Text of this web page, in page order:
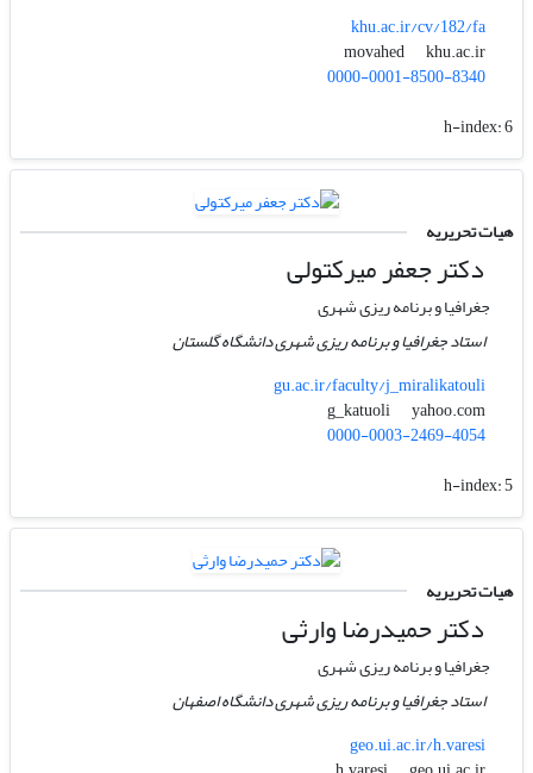
khu.ac.ir/cv/182/fa
movahed
khu.ac.ir
0000-0001-8500-8340
h-index:6
هیات تحریریه
دکتر جعفر میرکتولی
جغرافیا و برنامه ریزی شهری
استاد جغرافیا و برنامه ریزی شهری دانشگاه گلستان
gu.ac.ir/faculty/j_miralikatouli
g_katuoli
yahoo.com
0000-0003-2469-4054
h-index:5
هیات تحریریه
دکتر حمیدرضا وارثی
جغرافیا و برنامه ریزی شهری
استاد جغرافیا و برنامه ریزی شهری دانشگاه اصفهان
geo.ui.ac.ir/h.varesi